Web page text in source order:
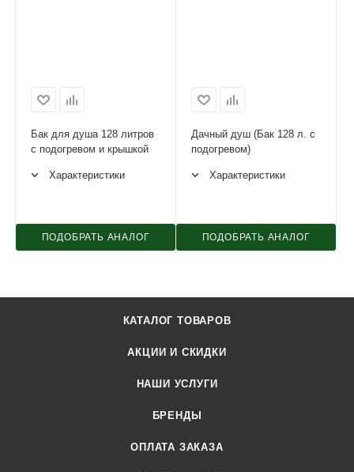
Бак для душа 128 литров
с подогревом и крышкой
Характеристики
ПОДОБРАТЬ АНАЛОГ
Дачный душ (Бак 128 л. с
подогревом)
Характеристики
ПОДОБРАТЬ АНАЛОГ
КАТАЛОГ ТОВАРОВ
АКЦИИ И СКИДКИ
НАШИ УСЛУГИ
БРЕНДЫ
ОПЛАТА ЗАКАЗА